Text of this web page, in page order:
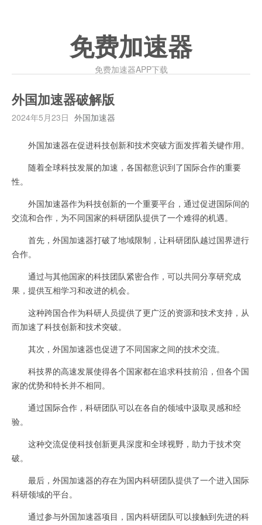
免费加速器
免费加速器APP下载
外国加速器破解版
2024年5月23日 外国加速器
外国加速器在促进科技创新和技术突破方面发挥着关键作用。
随着全球科技发展的加速，各国都意识到了国际合作的重要
性。
外国加速器作为科技创新的一个重要平台，通过促进国际间的
交流和合作，为不同国家的科研团队提供了一个难得的机遇。
首先，外国加速器打破了地域限制，让科研团队越过国界进行
合作。
通过与其他国家的科技团队紧密合作，可以共同分享研究成
果，提供互相学习和改进的机会。
这种跨国合作为科研人员提供了更广泛的资源和技术支持，从
而加速了科技创新和技术突破。
其次，外国加速器也促进了不同国家之间的技术交流。
科技界的高速发展使得各个国家都在追求科技前沿，但各个国
家的优势和特长并不相同。
通过国际合作，科研团队可以在各自的领域中汲取灵感和经
验。
这种交流促使科技创新更具深度和全球视野，助力于技术突
破。
最后，外国加速器的存在为国内科研团队提供了一个进入国际
科研领域的平台。
通过参与外国加速器项目，国内科研团队可以接触到先进的科